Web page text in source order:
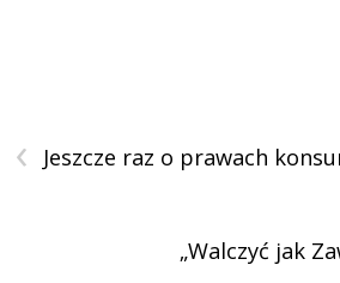
‹ Jeszcze raz o prawach
„Walczyć jak